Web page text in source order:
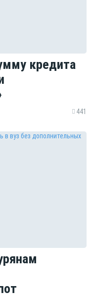
кредита
441